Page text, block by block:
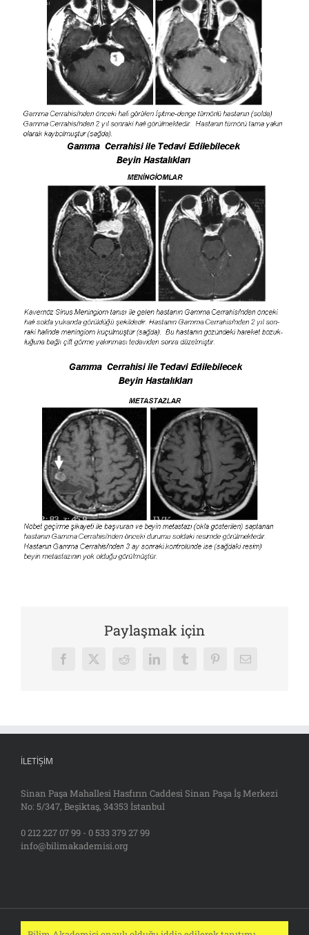
Paylaşmak için
Facebook
X Reddit LinkedInTumblrPinterest
E-
İLETIŞIM
Sinan Paşa Mahallesi Hasfırın Caddesi Sinan Paşa İş Merkezi
No: 5/347, Beşiktaş, 34353 İstanbul
0 212 227 07 99 - 0 533 379 27 99
info@bilimakademisi.org